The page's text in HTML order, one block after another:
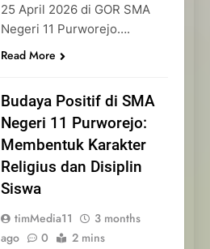
25 April 2026 di GOR SMA
Negeri 11 Purworejo….
Read More
Budaya Positif di SMA
Negeri 11 Purworejo:
Membentuk Karakter
Religius dan Disiplin
Siswa
timMedia11
3 months
ago
0 2 mins